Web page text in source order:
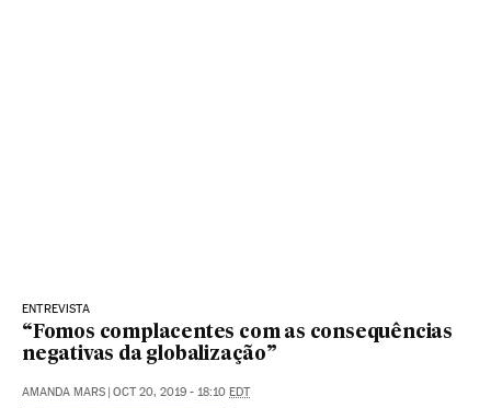
ENTREVISTA
“Fomos complacentes com as consequências
negativas da globalização”
AMANDA MARS OCT 20, 2019 - 18:10 EDT